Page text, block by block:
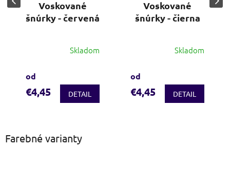
Voskované
šnúrky - červená
Skladom
od
€4,45 DETAIL
Voskované
šnúrky - čierna
Skladom
od
€4,45 DETAIL
Farebné varianty